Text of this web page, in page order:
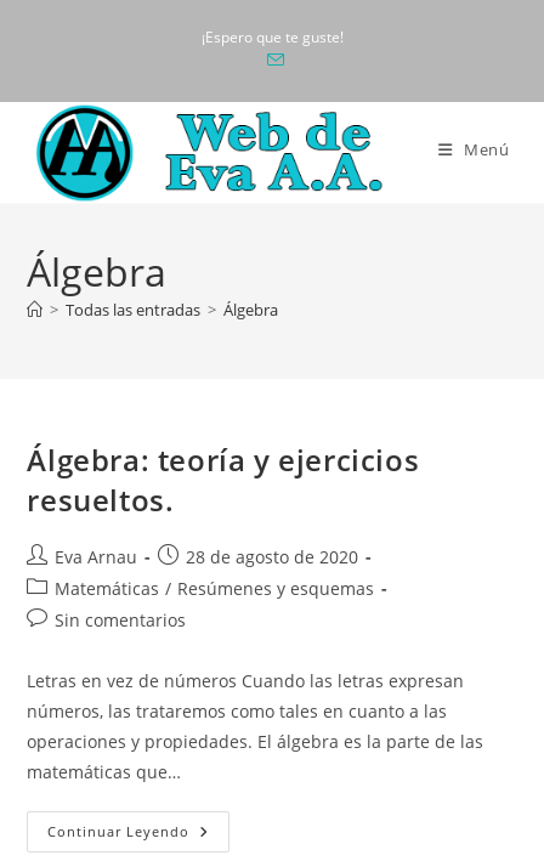
¡Espero que te guste!
Menú
Álgebra
> Todas las entradas > Álgebra
Álgebra: teoría y ejercicios
resueltos.
Autor
de
la
entrada:
Eva Arnau
Publicación
de
entrada:
28 de agosto de 2020
Categoría
de
Matemáticas / Resúmenes y esquemas
Comentarios
la
entrada:
Sin comentarios
Letras en vez de números Cuando las letras expresan
números, las trataremos como tales en cuanto a las
operaciones y propiedades. El álgebra es la parte de las
matemáticas que…
Continuar Leyendo Álgebra:
Teoría